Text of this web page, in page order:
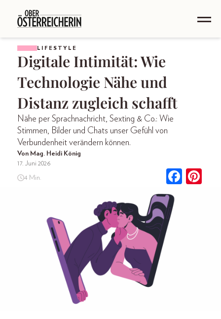
LIFESTYLE
Digitale Intimität: Wie
Technologie Nähe und
Distanz zugleich schafft
Nähe per Sprachnachricht, Sexting & Co.: Wie
Stimmen, Bilder und Chats unser Gefühl von
Verbundenheit verändern können.
Von Mag. Heidi König
17. Juni 2026
4 Min.